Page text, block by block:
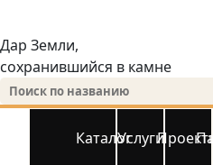
Дар Земли,
сохранившийся в камне
КаталогУслуги